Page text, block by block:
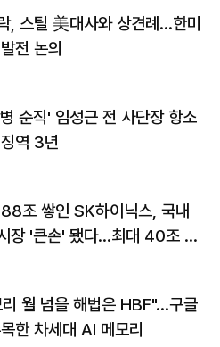
, 스틸 美대사와 상견례…한미
전 논의
순직' 임성근 전 사단장 항소
역 3년
조 쌓인 SK하이닉스, 국내
장 '큰손' 됐다…최대 40조 투
월 넘을 해법은 HBF"…구글
한 차세대 AI 메모리